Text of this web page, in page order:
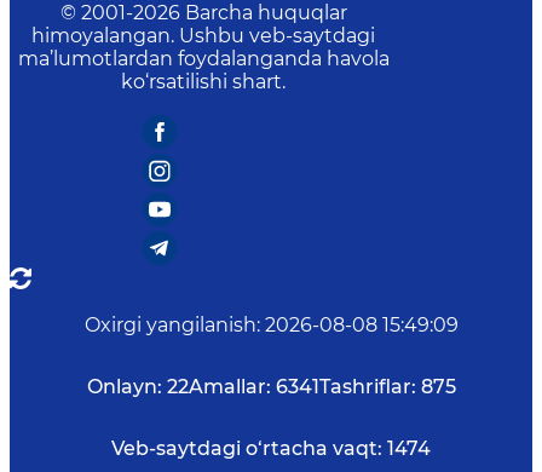
© 2001-2026 Barcha huquqlar
himoyalangan. Ushbu veb-saytdagi
ma’lumotlardan foydalanganda havola
ko‘rsatilishi shart.
Oxirgi yangilanish: 2026-08-08 15:49:09
Onlayn: 22Amallar: 6341Tashriflar: 875
Veb-saytdagi o‘rtacha vaqt: 1474